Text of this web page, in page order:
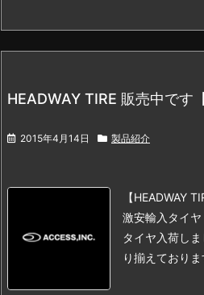
HEADWAY TIRE 販売中です
2015年4月14日 製品紹介
【HEADWAY
激安輸入タイ
タイヤ 入荷しま
り揃えておりま